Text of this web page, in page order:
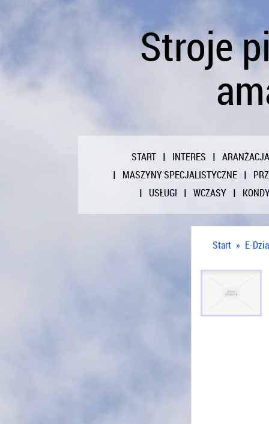
Stroje
START INTERES
ARANŻACJA
MASZYNY SPECJALISTYCZNE
USŁUGI
WCZASY
Start » E-